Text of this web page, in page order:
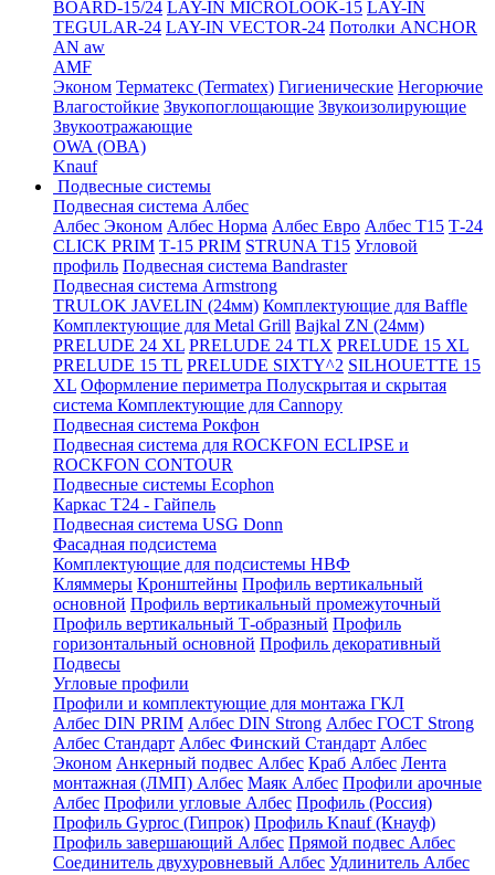
BOARD-15/24 LAY-IN MICROLOOK-15 LAY-IN
TEGULAR-24 LAY-IN VECTOR-24 Потолки ANCHOR
AN aw
AMF
Эконом Терматекс (Termatex) Гигиенические Негорючие
Влагостойкие Звукопоглощающие Звукоизолирующие
Звукоотражающие
OWA (ОВА)
Knauf
Подвесные системы
Подвесная система Албес
Албес Эконом Албес Норма Албес Евро Албес T15 Т-24
CLICK PRIM Т-15 PRIM STRUNA Т15 Угловой
профиль Подвесная система Bandraster
Подвесная система Armstrong
TRULOK JAVELIN (24мм) Комплектующие для Baffle
Комплектующие для Metal Grill Bajkal ZN (24мм)
PRELUDE 24 XL PRELUDE 24 TLX PRELUDE 15 XL
PRELUDE 15 TL PRELUDE SIXTY^2 SILHOUETTE 15
XL Оформление периметра Полускрытая и скрытая
система Комплектующие для Cannopy
Подвесная система Рокфон
Подвесная система для ROCKFON ECLIPSE и
ROCKFON CONTOUR
Подвесные системы Ecophon
Каркас Т24 - Гайпель
Подвесная система USG Donn
Фасадная подсистема
Комплектующие для подсистемы НВФ
Кляммеры Кронштейны Профиль вертикальный
основной Профиль вертикальный промежуточный
Профиль вертикальный Т-образный Профиль
горизонтальный основной Профиль декоративный
Подвесы
Угловые профили
Профили и комплектующие для монтажа ГКЛ
Албес DIN PRIM Албес DIN Strong Албес ГОСТ Strong
Албес Стандарт Албес Финский Стандарт Албес
Эконом Анкерный подвес Албес Краб Албес Лента
монтажная (ЛМП) Албес Маяк Албес Профили арочные
Албес Профили угловые Албес Профиль (Россия)
Профиль Gyproc (Гипрок) Профиль Knauf (Кнауф)
Профиль завершающий Албес Прямой подвес Албес
Соединитель двухуровневый Албес Удлинитель Албес